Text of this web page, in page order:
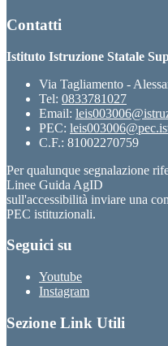
Contatti
Istituto Istruzione Statale
Via Tagliamento -
Tel: 0833781027
Email:
PEC:
C.F.: 81002270759
Per qualunque segnalazione
Linee Guida AgID
sull'accessibilità inviare una
PEC istituzionali.
Seguici su
Youtube
Instagram
Sezione Link Utili